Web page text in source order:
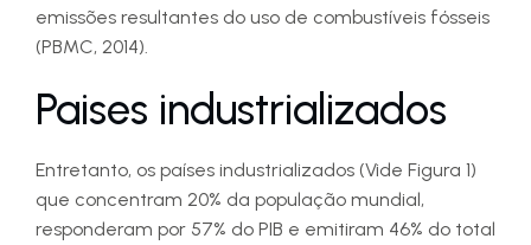
emissões resultantes do uso de combustíveis fósseis
(PBMC, 2014).
Paises industrializados
Entretanto, os países industrializados (Vide Figura 1)
que concentram 20% da população mundial,
responderam por 57% do PIB e emitiram 46% do total